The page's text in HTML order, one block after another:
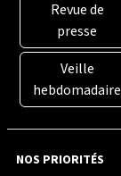
Revue de
presse
Veille
hebdomadaire
NOS PRIORITÉS